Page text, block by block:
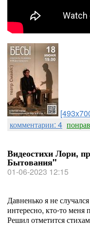
комментарии: 4
Видеостихи Лори,
Бытования"
01-06-2023 12:15
Давненько я не
интересно, кто-то
Решил отметится